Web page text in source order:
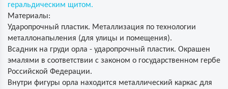
геральдическим щитом.
Материалы:
Ударопрочный пластик. Металлизация по технологии
металлонапыления (для улицы и помещения).
Всадник на груди орла - ударопрочный пластик. Окрашен
эмалями в соответствии с законом о государственном гербе
Российской Федерации.
Внутри фигуры орла находится металлический каркас для